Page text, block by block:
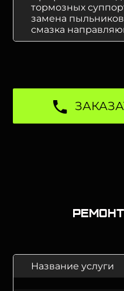
тормозных
замена
смазка
Название услуги